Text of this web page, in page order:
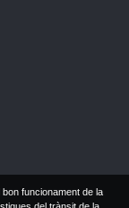
funcionament de la